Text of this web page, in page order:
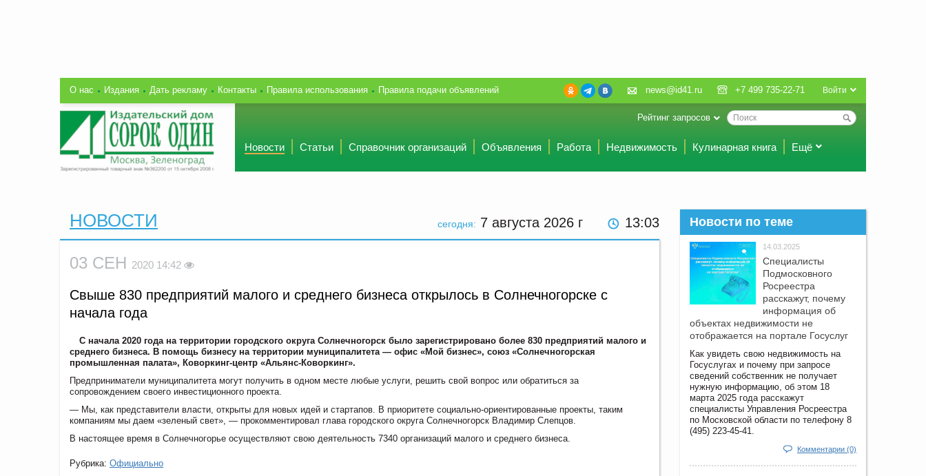
О нас Издания Дать рекламу Контакты Правила использования Правила подачи объявлений Войти
news@id41.ru +7 499 735-22-71
Рейтинг запросов
Новости Статьи Справочник организаций Объявления Работа Недвижимость Кулинарная книга Ещё
сегодня: 7 августа 2026 г 13:03
НОВОСТИ
03 СЕН 2020 14:42
Свыше 830 предприятий малого и среднего бизнеса открылось в Солнечногорске с
начала года
С начала 2020 года на территории городского округа Солнечногорск было зарегистрировано более 830 предприятий малого и
среднего бизнеса. В помощь бизнесу на территории муниципалитета — офис «Мой бизнес», союз «Солнечногорская
промышленная палата», Коворкинг-центр «Альянс-Коворкинг».
Предприниматели муниципалитета могут получить в одном месте любые услуги, решить свой вопрос или обратиться за
сопровождением своего инвестиционного проекта.
— Мы, как представители власти, открыты для новых идей и стартапов. В приоритете социально-ориентированные проекты, таким
компаниям мы даем «зеленый свет», — прокомментировал глава городского округа Солнечногорск Владимир Слепцов.
В настоящее время в Солнечногорье осуществляют свою деятельность 7340 организаций малого и среднего бизнеса.
Рубрика: Официально
Новости по теме
14.03.2025
Специалисты
Подмосковного
Росреестра
расскажут, почему
информация об
объектах недвижимости не
отображается на портале Госуслуг
Как увидеть свою недвижимость на
Госуслугах и почему при запросе
сведений собственник не получает
нужную информацию, об этом 18
марта 2025 года расскажут
специалисты Управления Росреестра
по Московской области по телефону 8
(495) 223-45-41.
Комментарии (0)